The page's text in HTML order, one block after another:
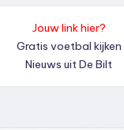
Jouw link hier?
Gratis voetbal kijken
Nieuws uit De Bilt